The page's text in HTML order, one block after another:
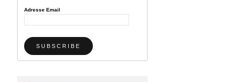
Adresse Email